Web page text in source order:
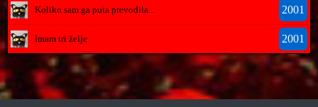
Koliko sam ga puta prevodila... 2001
Imam tri želje 2001